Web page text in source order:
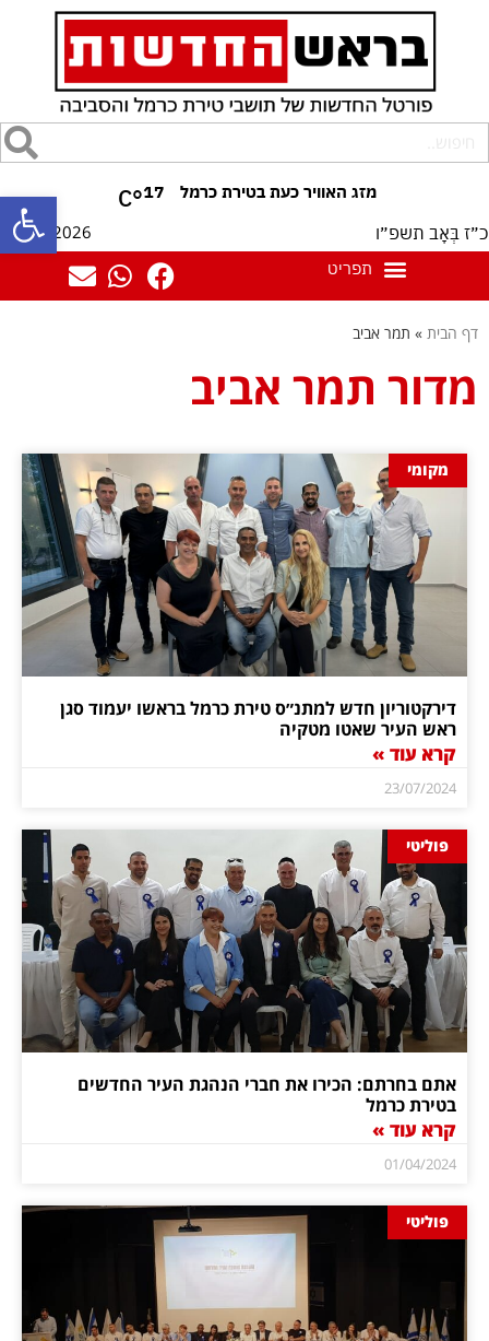
פתח 17
°C
כ״ז בְּאָב תשפ״ו 10/08/2026
דף הבית » תמר אביב
מדור תמר אביב
מקומי
דירקטוריון חדש למתנ״ס טירת כרמל בראשו יעמוד סגן
ראש העיר שאטו מטקיה
קרא עוד »
23/07/2024
פוליטי
אתם בחרתם: הכירו את חברי הנהגת העיר החדשים
בטירת כרמל
קרא עוד »
01/04/2024
פוליטי